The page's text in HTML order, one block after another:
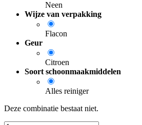
Neen
Wijze van verpakking
Flacon
Geur
Citroen
Soort schoonmaakmiddelen
Alles reiniger
Deze combinatie bestaat niet.